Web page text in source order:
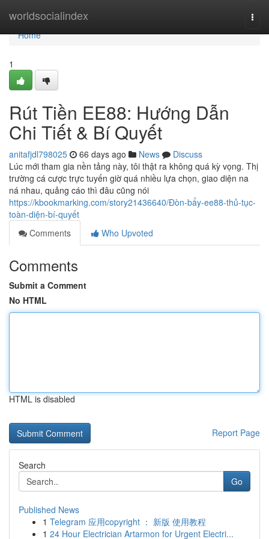
worldsocialindex
Home
Home
1
Rút Tiền EE88: Hướng Dẫn
Chi Tiết & Bí Quyết
anitafjdl798025 66 days ago News
Discuss
Lúc mới tham gia nền tảng này, tôi thật ra không quá kỳ vọng. Thị
trường cá cược trực tuyến giờ quá nhiều lựa chọn, giao diện na
ná nhau, quảng cáo thì đâu cũng nói
https://kbookmarking.com/story21436640/Đòn-bẩy-ee88-thủ-tục-
toàn-diện-bí-quyết
Comments
Who Upvoted
Comments
Submit a Comment
No HTML
HTML is disabled
Report Page
Search
Go
Published News
1 Telegram 应用copyright ： 新版 使用教程
1 24 Hour Electrician Artarmon for Urgent Electri...